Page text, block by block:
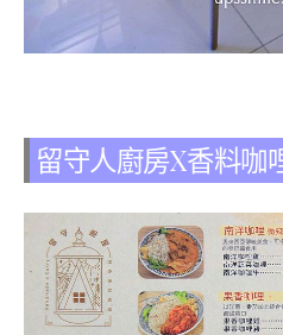
留守人廚房X香料咖